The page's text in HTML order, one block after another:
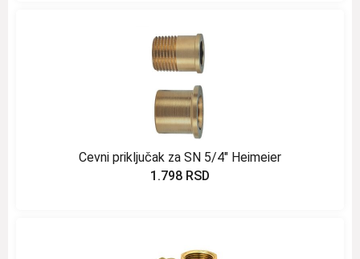
Cevni priključak za SN 5/4″ Heimeier
1.798 RSD